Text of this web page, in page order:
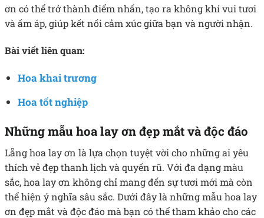
ơn có thể trở thành điểm nhấn, tạo ra không khí vui tươi
và ấm áp, giúp kết nối cảm xúc giữa bạn và người nhận.
Bài viết liên quan:
Hoa khai trương
Hoa tốt nghiệp
Những mẫu hoa lay ơn đẹp mắt và độc đáo
Lẵng hoa lay ơn là lựa chọn tuyệt vời cho những ai yêu
thích vẻ đẹp thanh lịch và quyến rũ. Với đa dạng màu
sắc, hoa lay ơn không chỉ mang đến sự tươi mới mà còn
thể hiện ý nghĩa sâu sắc. Dưới đây là những mẫu hoa lay
ơn đẹp mắt và độc đáo mà bạn có thể tham khảo cho các